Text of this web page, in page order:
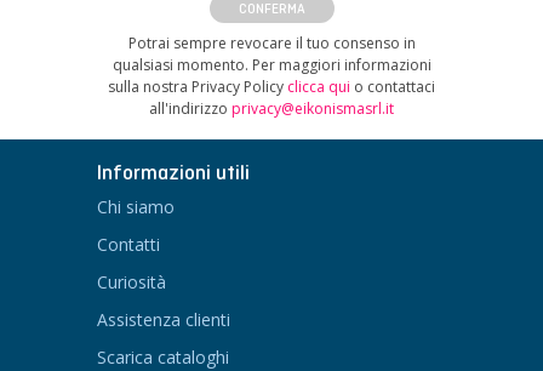
CONFERMA
Potrai sempre revocare il tuo consenso in
qualsiasi momento. Per maggiori informazioni
sulla nostra Privacy Policy clicca qui o contattaci
all'indirizzo privacy@eikonismasrl.it
Informazioni utili
Chi siamo
Contatti
Curiosità
Assistenza clienti
Scarica cataloghi